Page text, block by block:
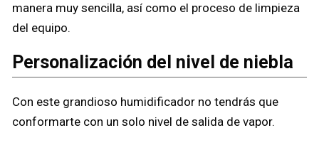
manera muy sencilla, así como el proceso de limpieza
del equipo.
Personalización del nivel de niebla
Con este grandioso humidificador no tendrás que
conformarte con un solo nivel de salida de vapor.